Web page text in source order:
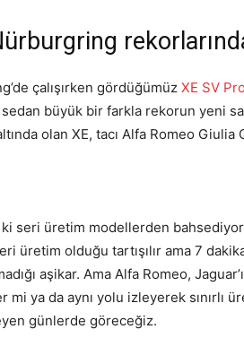
çalışırken gördüğümüz XE SV
büyük bir farkla rekorun yeni
olan XE, tacı Alfa Romeo Giulia
seri üretim modellerden
üretim olduğu tartışılır ama 7
aşikar. Ama Alfa Romeo,
mi ya da aynı yolu izleyerek sınırlı
günlerde göreceğiz.